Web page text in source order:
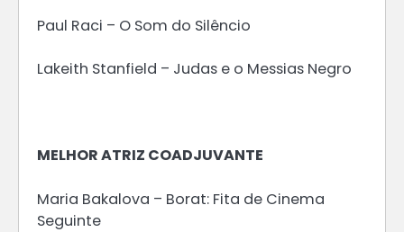
Paul Raci – O Som do Silêncio
Lakeith Stanfield – Judas e o Messias Negro
MELHOR ATRIZ COADJUVANTE
Maria Bakalova – Borat: Fita de Cinema
Seguinte